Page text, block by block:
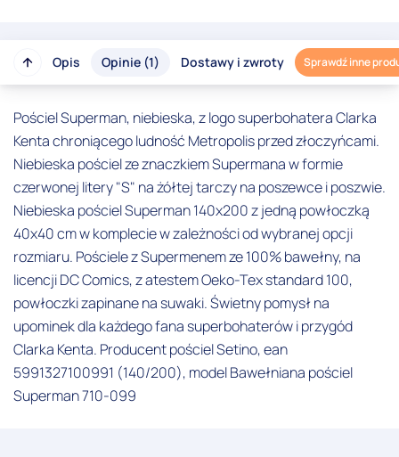
Opis Opinie (1) Dostawy i zwroty Sprawdź inne
Pościel Superman, niebieska, z logo superbohatera Clarka
Kenta chroniącego ludność Metropolis przed złoczyńcami.
Niebieska pościel ze znaczkiem Supermana w formie
czerwonej litery "S" na żółtej tarczy na poszewce i poszwie.
Niebieska pościel Superman 140x200 z jedną powłoczką
40x40 cm w komplecie w zależności od wybranej opcji
rozmiaru. Pościele z Supermenem ze 100% bawełny, na
licencji DC Comics, z atestem Oeko-Tex standard 100,
powłoczki zapinane na suwaki. Świetny pomysł na
upominek dla każdego fana superbohaterów i przygód
Clarka Kenta. Producent pościel Setino, ean
5991327100991 (140/200), model Bawełniana pościel
Superman 710-099